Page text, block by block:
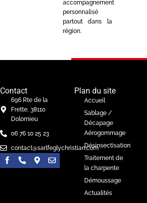
accompagnement
personnalisé
partout dans la
région.
Contact
696 Rte de la
Frette, 38110
Dolomieu
06 76 10 25 23
contact@sarlfeglychristian.com
Plan du site
Accueil
Sablage /
Décapage
Aérogommage
Désinsectisation
Traitement de
la charpente
Démoussage
Actualités